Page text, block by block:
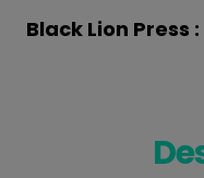
Black Lion Press